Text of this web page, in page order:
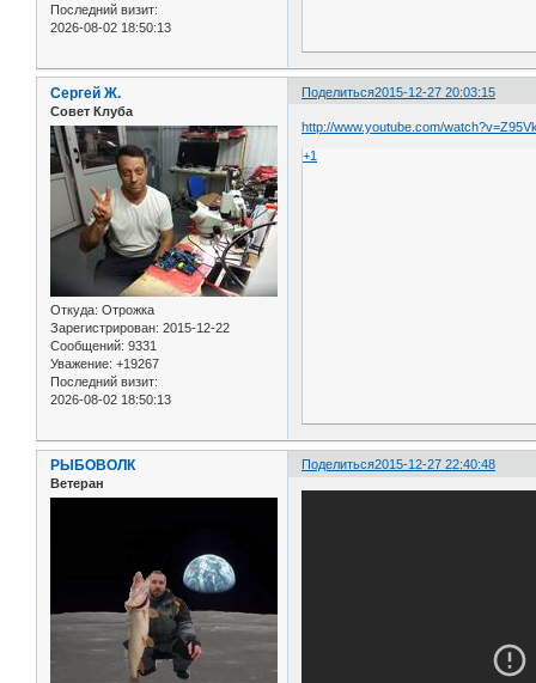
Последний визит:
2026-08-02 18:50:13
Поделиться2015-12-27 20:03:15
Сергей Ж.
Совет Клуба
Откуда: Отрожка
Зарегистрирован: 2015-12-22
Сообщений: 9331
Уважение: +19267
Последний визит:
2026-08-02 18:50:13
http://www.youtube.com/
+1
Поделиться2015-12-27 22:40:48
РЫБОВОЛК
Ветеран